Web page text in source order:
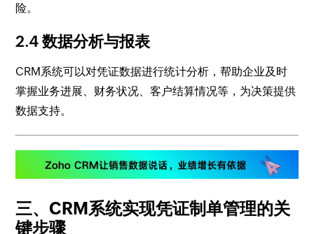
险。
2.4 数据分析与报表
CRM系统可以对凭证数据进行统计分析，帮助企业及时
掌握业务进展、财务状况、客户结算情况等，为决策提供
数据支持。
三、CRM系统实现凭证制单管理的关
键步骤